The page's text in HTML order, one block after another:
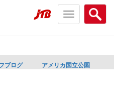
Search
menu
Toggle
navigation
ブログ アメリカ国立公園